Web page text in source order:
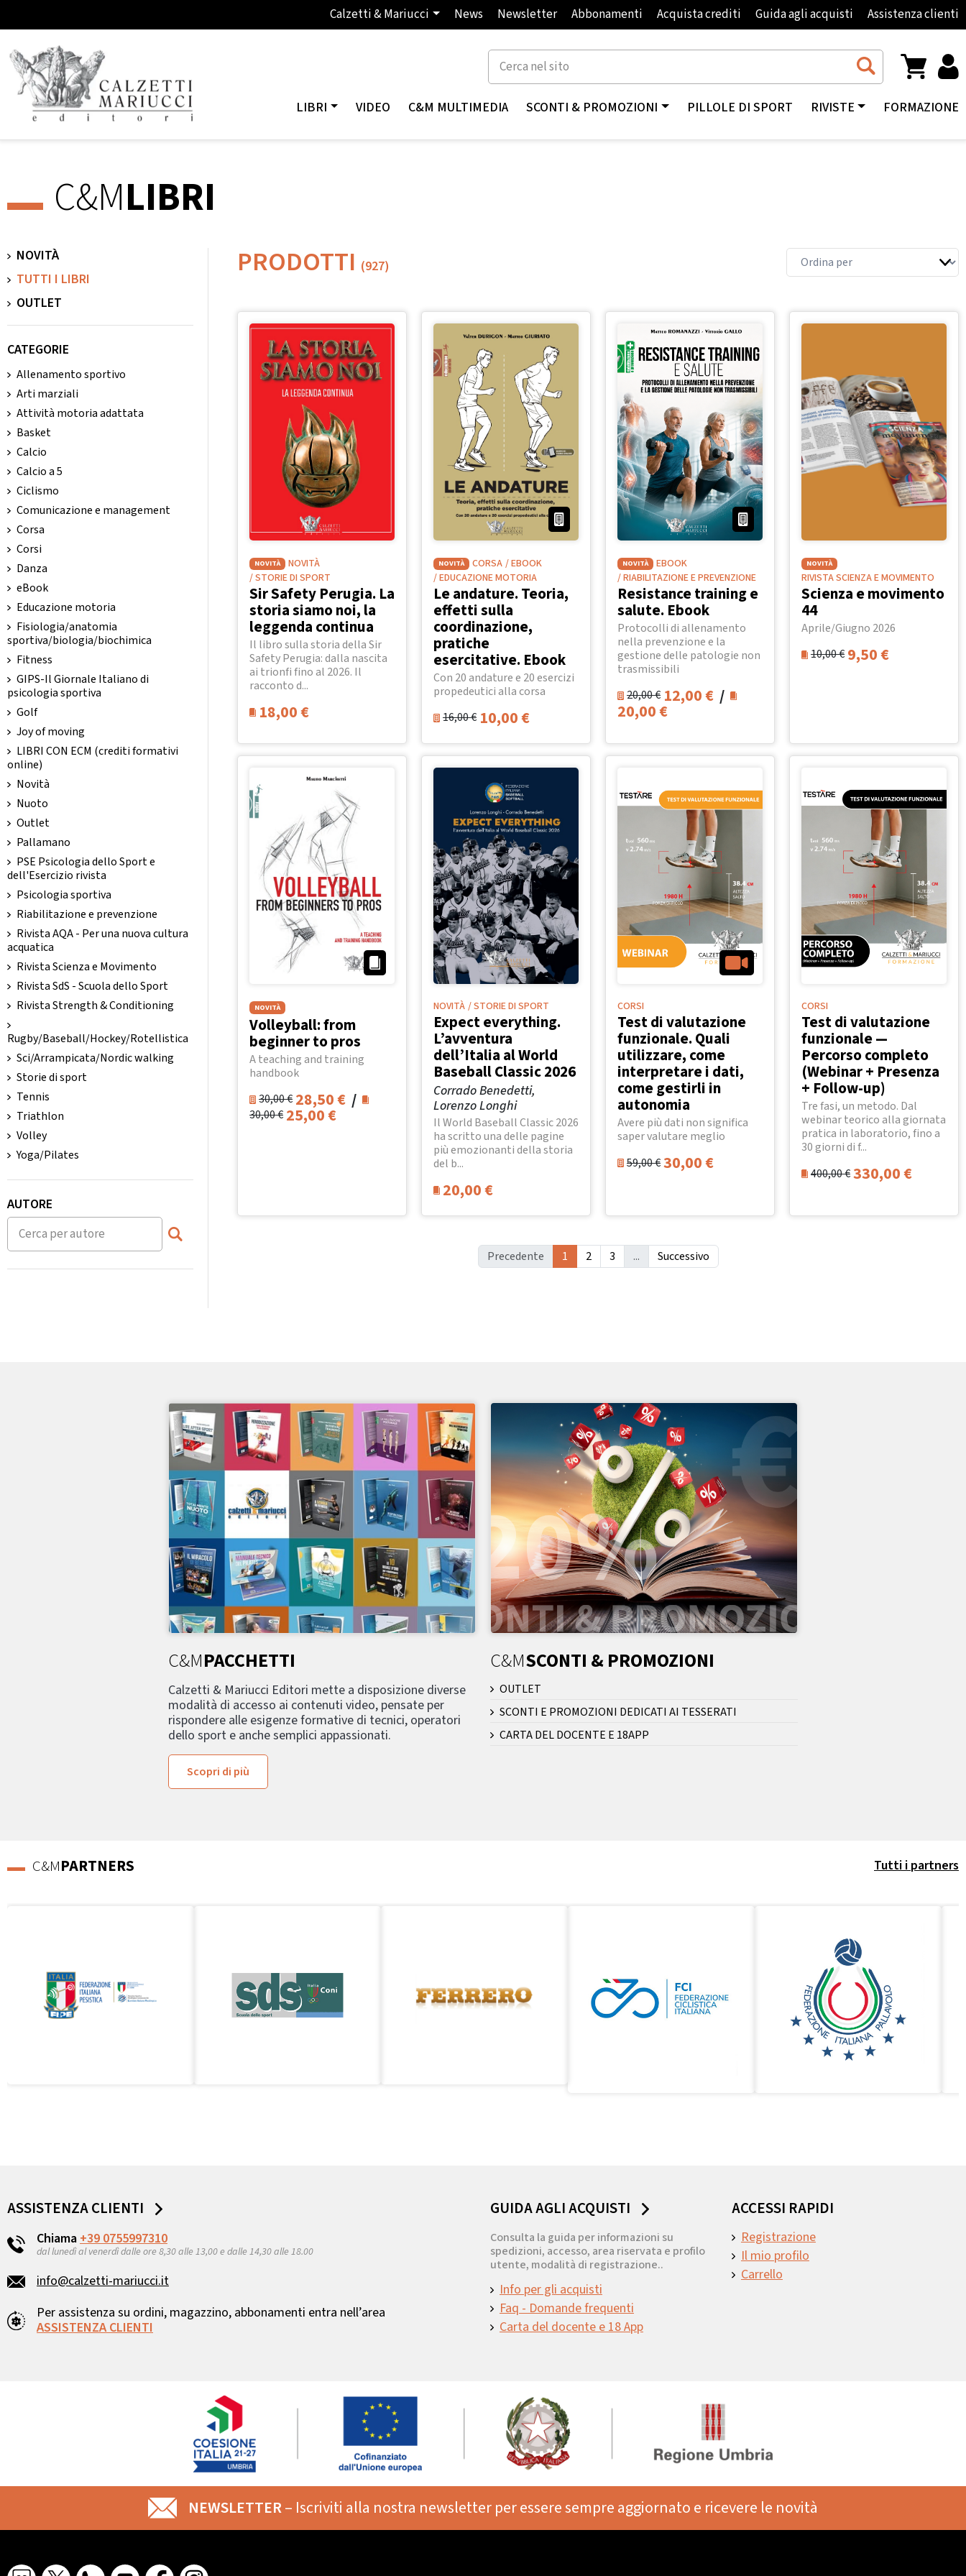
Calzetti & Mariucci News Newsletter Abbonamenti Acquista crediti Guida agli acquisti Assistenza clienti
LIBRI VIDEO C&M MULTIMEDIA SCONTI & PROMOZIONI PILLOLE DI SPORT RIVISTE FORMAZIONE
C&MLIBRI
NOVITÀ
TUTTI I LIBRI
OUTLET
CATEGORIE
Allenamento sportivo
Arti marziali
Attività motoria adattata
Basket
Calcio
Calcio a 5
Ciclismo
Comunicazione e management
Corsa
Corsi
Danza
eBook
Educazione motoria
Fisiologia/anatomia
sportiva/biologia/biochimica
Fitness
GIPS-Il Giornale Italiano di
psicologia sportiva
Golf
Joy of moving
LIBRI CON ECM (crediti formativi
online)
Novità
Nuoto
Outlet
Pallamano
PSE Psicologia dello Sport e
dell'Esercizio rivista
Psicologia sportiva
Riabilitazione e prevenzione
Rivista AQA - Per una nuova cultura
acquatica
Rivista Scienza e Movimento
Rivista SdS - Scuola dello Sport
Rivista Strength & Conditioning
Rugby/Baseball/Hockey/Rotellistica
Sci/Arrampicata/Nordic walking
Storie di sport
Tennis
Triathlon
Volley
Yoga/Pilates
AUTORE
PRODOTTI (927)
NOVITÀ
NOVITÀ
/ STORIE DI SPORT
Sir Safety Perugia. La
storia siamo noi, la
leggenda continua
Il libro sulla storia della Sir
Safety Perugia: dalla nascita
ai trionfi fino al 2026. Il
racconto d...
18,00€
NOVITÀ CORSA / EBOOK
/ EDUCAZIONE MOTORIA
Le andature. Teoria,
effetti sulla
coordinazione,
pratiche
esercitative. Ebook
Con 20 andature e 20 esercizi
propedeutici alla corsa
16,00€ 10,00€
NOVITÀ
EBOOK
/ RIABILITAZIONE E PREVENZIONE
Resistance training e
salute. Ebook
Protocolli di allenamento
nella prevenzione e la
gestione delle patologie non
trasmissibili
20,00€ 12,00€ /
20,00€
NOVITÀ
RIVISTA SCIENZA E MOVIMENTO
Scienza e movimento
44
Aprile/Giugno 2026
10,00€ 9,50€
NOVITÀ
Volleyball: from
beginner to pros
A teaching and training
handbook
30,00€ 28,50€ /
30,00€ 25,00€
NOVITÀ / STORIE DI SPORT
Expect everything.
L’avventura
dell’Italia al World
Baseball Classic 2026
Corrado Benedetti,
Lorenzo Longhi
Il World Baseball Classic 2026
ha scritto una delle pagine
più emozionanti della storia
del b...
20,00€
CORSI
Test di valutazione
funzionale. Quali
utilizzare, come
interpretare i dati,
come gestirli in
autonomia
Avere più dati non significa
saper valutare meglio
59,00€30,00€
CORSI
Test di valutazione
funzionale —
Percorso completo
(Webinar + Presenza
+ Follow-up)
Tre fasi, un metodo. Dal
webinar teorico alla giornata
pratica in laboratorio, fino a
30 giorni di f...
400,00€330,00€
Precedente 1 2 3 ... Successivo
C&MPACCHETTI
Calzetti & Mariucci Editori mette a disposizione diverse
modalità di accesso ai contenuti video, pensate per
rispondere alle esigenze formative di tecnici, operatori
dello sport e anche semplici appassionati.
Scopri di più
C&MSCONTI & PROMOZIONI
OUTLET
SCONTI E PROMOZIONI DEDICATI AI TESSERATI
CARTA DEL DOCENTE E 18APP
C&MPARTNERS Tutti i partners
ASSISTENZA CLIENTI
Chiama +39 0755997310
dal lunedì al venerdì dalle ore 8,30 alle 13,00 e dalle 14,30 alle 18.00
info@calzetti-mariucci.it
Per assistenza su ordini, magazzino, abbonamenti entra nell’area
ASSISTENZA CLIENTI
GUIDA AGLI ACQUISTI
Consulta la guida per informazioni su
spedizioni, accesso, area riservata e profilo
utente, modalità di registrazione..
Info per gli acquisti
Faq - Domande frequenti
Carta del docente e 18 App
ACCESSI RAPIDI
Registrazione
Il mio profilo
Carrello
NEWSLETTER– Iscriviti alla nostra newsletter per essere sempre aggiornato e ricevere le novità